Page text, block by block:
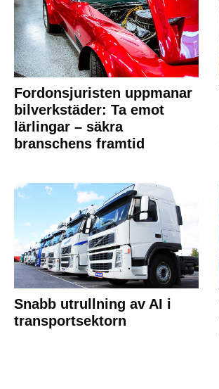
Fordonsjuristen uppmanar
bilverkstäder: Ta emot
lärlingar – säkra
branschens framtid
Snabb utrullning av AI i
transportsektorn